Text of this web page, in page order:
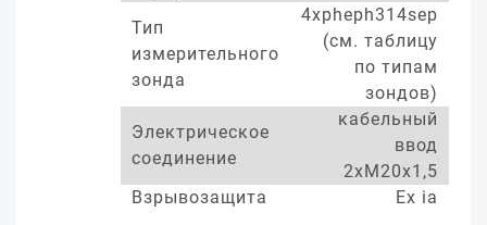
Тип
измерительного
зонда
4xpheph314sep
(см. таблицу
по типам
зондов)
Электрическое
соединение
кабельный
ввод
2хМ20х1,5
Взрывозащита
Ex ia